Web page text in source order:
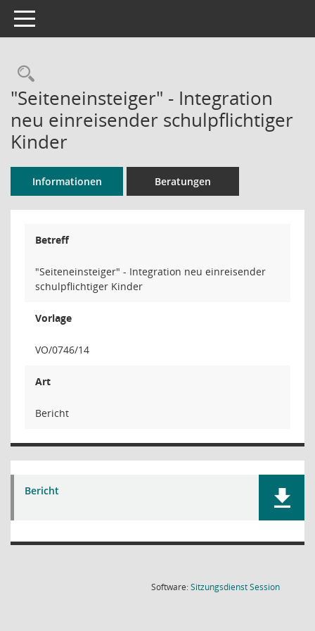
Toggle navigation
Rechercheauswahl
"Seiteneinsteiger" - Integration
neu einreisender schulpflichtiger
Kinder
Informationen Beratungen
Betreff
"Seiteneinsteiger" - Integration neu einreisender
schulpflichtiger Kinder
Vorlage
VO/0746/14
Art
Bericht
Bericht
Software:SitzungsdienstSession(Wird in